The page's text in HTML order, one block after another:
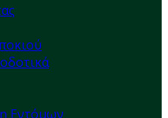
Εντόμων